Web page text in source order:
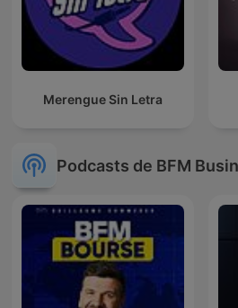
Merengue Sin Letra
Podcasts de BFM